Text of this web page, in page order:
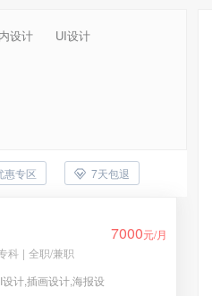
设计
UI设计
惠专区 7天包退
7000元/月
科 | 全职/兼职
计,插画设计,海报设